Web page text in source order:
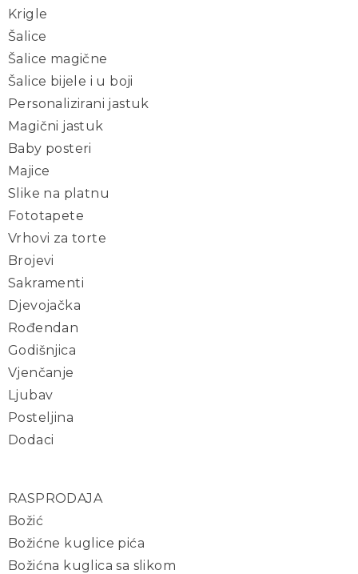
Krigle
Šalice
Šalice magične
Šalice bijele i u boji
Personalizirani jastuk
Magični jastuk
Baby posteri
Majice
Slike na platnu
Fototapete
Vrhovi za torte
Brojevi
Sakramenti
Djevojačka
Rođendan
Godišnjica
Vjenčanje
Ljubav
Posteljina
Dodaci
RASPRODAJA
Božić
Božićne kuglice pića
Božićna kuglica sa slikom